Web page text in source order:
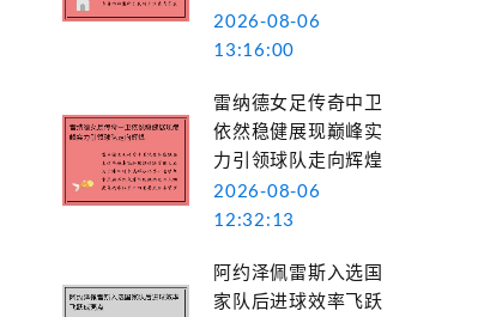
2026-08-06
13:16:00
雷纳德女足传奇中卫
依然稳健展现巅峰实
力引领球队走向辉煌
2026-08-06
12:32:13
阿约泽佩雷斯入选国
家队后进球效率飞跃